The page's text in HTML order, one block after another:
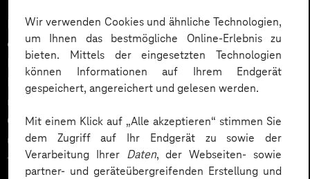
Wir verwenden Cookies und ähnliche Technologien,
um Ihnen das bestmögliche Online-Erlebnis zu
bieten. Mittels der eingesetzten Technologien
können Informationen auf Ihrem Endgerät
gespeichert, angereichert und gelesen werden.
Mit einem Klick auf „Alle akzeptieren“ stimmen Sie
dem Zugriff auf Ihr Endgerät zu sowie der
Verarbeitung Ihrer Daten, der Webseiten- sowie
partner- und geräteübergreifenden Erstellung und
KI‑Agenten im HR sind mehr als Chatbots: Sie
orchestrieren Prozesse entlang der gesamten
Employee Journey und schaffen messbaren Business
Impact. Der Beitrag zeigt konkrete Use Cases,
relevante KPIs für den Mittelstand sowie
Governance‑Leitplanken zu EU AI Act und DSGVO –
und liefert ein praxisnahes Priorisierungsframework
für HR‑Entscheider*innen.